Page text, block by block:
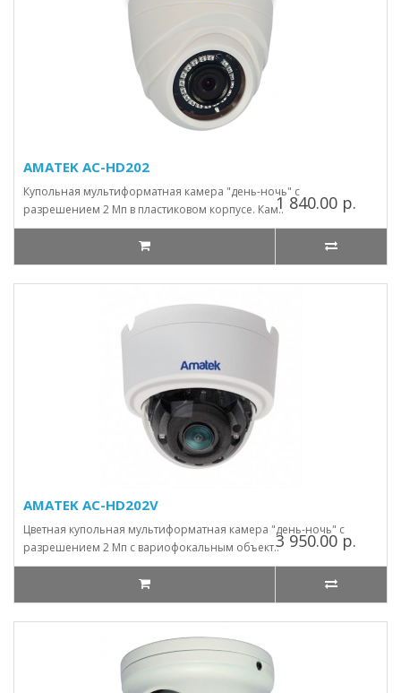
AMATEK AC-HD202
Купольная мультиформатная камера "день-ночь" с
разрешением 2 Мп в пластиковом корпусе. Кам..1 840.00 р.
AMATEK AC-HD202V
Цветная купольная мультиформатная камера "день-ночь" с
разрешением 2 Мп с вариофокальным объект..3 950.00 р.